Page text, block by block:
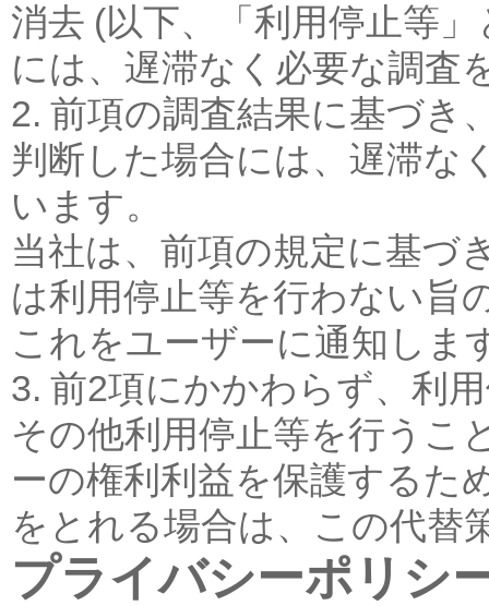
消去 (以下、「利用停止等
には、遅滞なく必要な調査
2. 前項の調査結果に基づき
判断した場合には、遅滞な
います。
当社は、前項の規定に基づ
は利用停止等を行わない旨
これをユーザーに通知しま
3. 前2項にかかわらず、利
その他利用停止等を行うこ
ーの権利利益を保護するた
をとれる場合は、この代替
プライバシーポリシ